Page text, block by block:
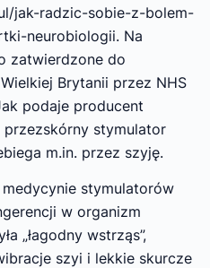
jak-radzic-sobie-z-bolem-
neurobiologii. Na
zatwierdzone do
Brytanii przez NHS
podaje producent
przezskórny stymulator
m.in. przez szyję.
stymulatorów
w organizm
„łagodny wstrząs”,
szyi i lekkie skurcze